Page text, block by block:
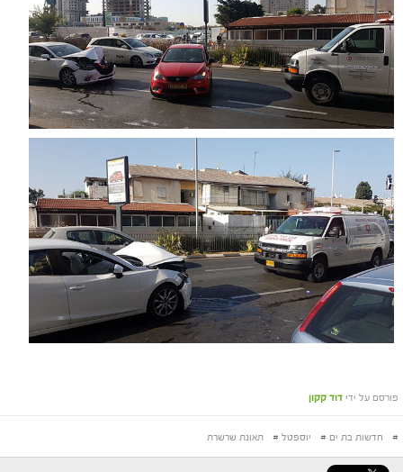
פורסם על ידי דוד קקון
# חדשות בת ים # יוספטל # תאונת שרשרת